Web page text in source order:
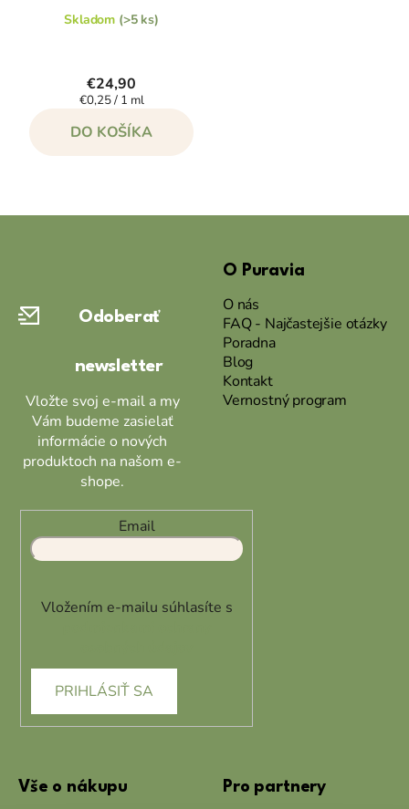
Skladom (>5 ks)
€24,90
Jednotková
€0,25 / 1 ml
DO KOŠÍKA
Odoberať
newsletter
Vložte svoj e-mail a my
Vám budeme zasielať
informácie o nových
produktoch na našom e-
shope.
Email
Vložením e-mailu súhlasíte s
PRIHLÁSIŤ SA
O Puravia
O nás
FAQ - Najčastejšie otázky
Poradna
Blog
Kontakt
Vernostný program
Vše o nákupu Pro partnery